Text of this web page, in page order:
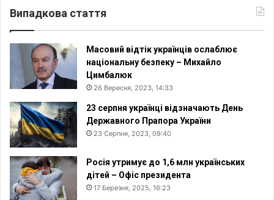
Випадкова стаття
Масовий відтік українців ослаблює
національну безпеку – Михайло
Цимбалюк
26 Вересня, 2023, 14:33
23 серпня українці відзначають День
Державного Прапора України
23 Серпня, 2023, 09:40
Росія утримує до 1,6 млн українських
дітей – Офіс президента
17 Березня, 2025, 16:23